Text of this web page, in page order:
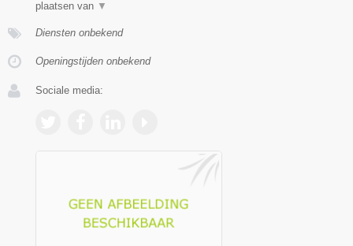
plaatsen van ▼
Diensten onbekend
Openingstijden onbekend
Sociale media: